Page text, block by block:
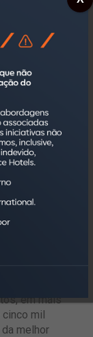
e
presentes
Espírito
sao-mateus
um
em mais
mil
melhor